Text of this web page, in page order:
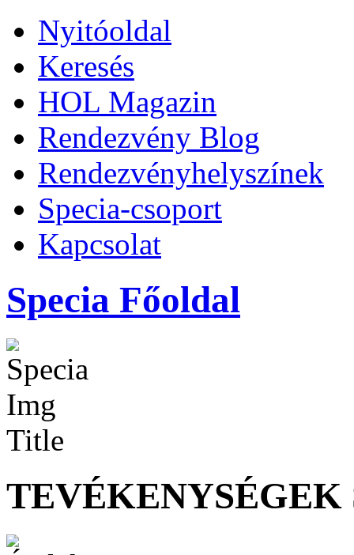
Nyitóoldal
Keresés
HOL Magazin
Rendezvény Blog
Rendezvényhelyszínek
Specia-csoport
Kapcsolat
Specia Főoldal
TEVÉKENYSÉGEK